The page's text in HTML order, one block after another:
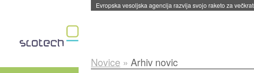
Evropska vesoljska agencija razvija svojo raketo za
Novice » Arhiv novic